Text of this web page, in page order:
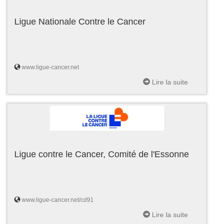
Ligue Nationale Contre le Cancer
www.ligue-cancer.net
Lire la suite
Ligue contre le Cancer, Comité de l'Essonne
www.ligue-cancer.net/cd91
Lire la suite